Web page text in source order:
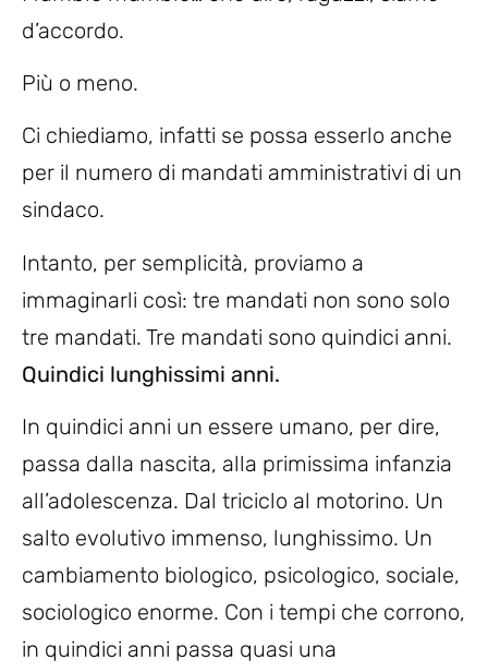
d’accordo.
Più o meno.
Ci chiediamo, infatti se possa esserlo anche
per il numero di mandati amministrativi di un
sindaco.
Intanto, per semplicità, proviamo a
immaginarli così: tre mandati non sono solo
tre mandati. Tre mandati sono quindici anni.
Quindici lunghissimi anni.
In quindici anni un essere umano, per dire,
passa dalla nascita, alla primissima infanzia
all’adolescenza. Dal triciclo al motorino. Un
salto evolutivo immenso, lunghissimo. Un
cambiamento biologico, psicologico, sociale,
sociologico enorme. Con i tempi che corrono,
in quindici anni passa quasi una